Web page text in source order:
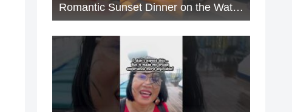
Romantic Sunset Dinner on the Water
🇹🇷✨